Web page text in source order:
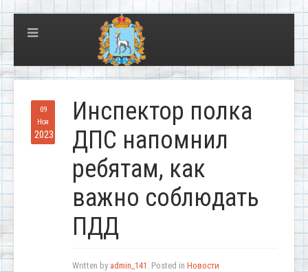
09
Ноя
2023
Инспектор полка
ДПС напомнил
ребятам, как
важно соблюдать
ПДД
Written by admin_141 . Posted in Новости